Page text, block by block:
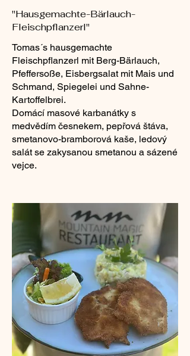
"Hausgemachte-Bärlauch-
Fleischpflanzerl"
Tomas´s hausgemachte
Fleischpflanzerl mit Berg-Bärlauch,
Pfeffersoße, Eisbergsalat mit Mais und
Schmand, Spiegelei und Sahne-
Kartoffelbrei.
Domácí masové karbanátky s
medvědím česnekem, pepřová štáva,
smetanovo-bramborová kaše, ledový
salát se zakysanou smetanou a sázené